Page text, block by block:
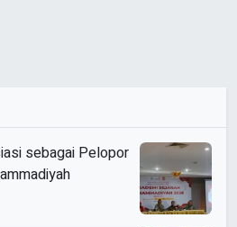
sebagai Pelopor